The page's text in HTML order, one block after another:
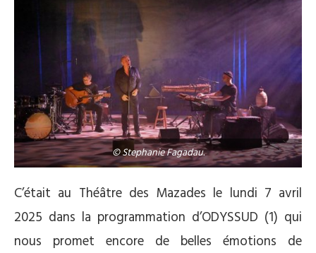
© Stephanie Fagadau.
C’était au Théâtre des Mazades le lundi 7 avril
2025 dans la programmation d’ODYSSUD (1) qui
nous promet encore de belles émotions de